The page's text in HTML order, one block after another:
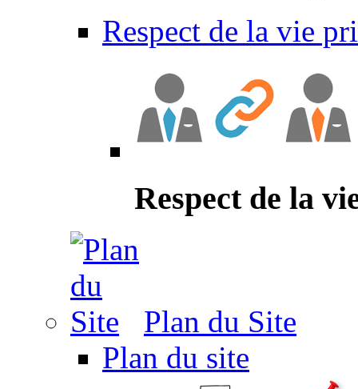
Respect de la vie
Respect de la
Plan du Site
Plan du site